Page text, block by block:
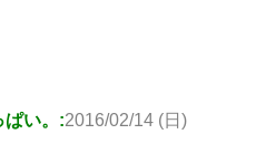
ぱい。:2016/02/14 (日)